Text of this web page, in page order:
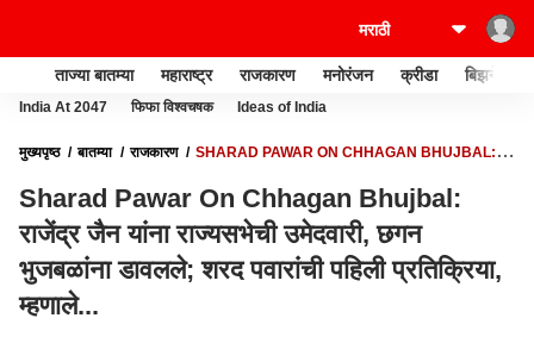
ताज्या बातम्या महाराष्ट्र राजकारण मनोरंजन क्रीडा बिझनेस
India At 2047 फिफा विश्वचषक Ideas of India
मुख्यपृष्ठ बातम्या राजकारण
SHARAD PAWAR ON CHHAGAN BHUJBAL:
म्हणाले...
Sharad Pawar On Chhagan Bhujbal:
राजेंद्र जैन यांना राज्यसभेची उमेदवारी, छगन
भुजबळांना डावलले; शरद पवारांची पहिली प्रतिक्रिया,
म्हणाले...